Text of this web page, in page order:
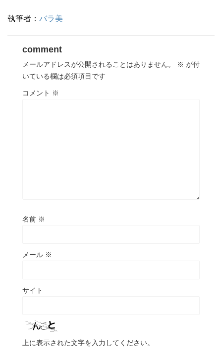
執筆者： バラ美
comment
メールアドレスが公開されることはありません。 ※ が付
いている欄は必須項目です
コメント ※
名前 ※
メール ※
サイト
上に表示された文字を入力してください。